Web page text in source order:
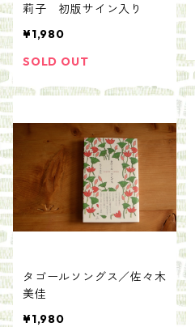
莉子 初版サイン入り
¥1,980
SOLD OUT
タゴールソングス／佐々木
美佳
¥1,980